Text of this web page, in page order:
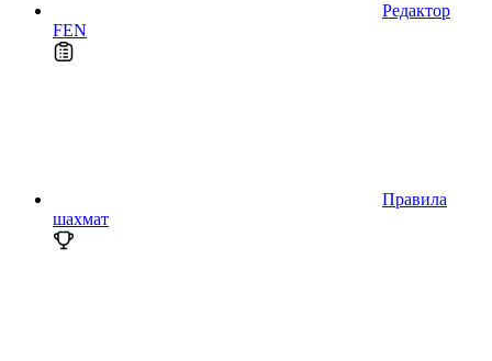
Редактор
FEN
Правила
шахмат